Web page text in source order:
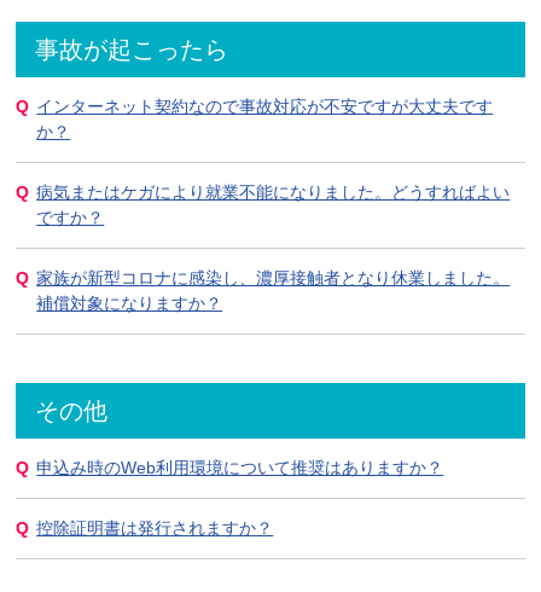
事故が起こったら
インターネット契約なので事故対応が不安ですが大丈夫です
か？
病気またはケガにより就業不能になりました。どうすればよい
ですか？
家族が新型コロナに感染し、濃厚接触者となり休業しました。
補償対象になりますか？
その他
申込み時のWeb利用環境について推奨はありますか？
控除証明書は発行されますか？